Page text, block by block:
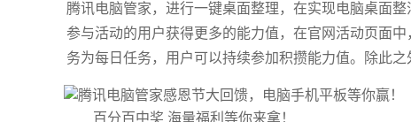
腾讯电脑管家，进行一键桌面整理，在实现电脑桌面
参与活动的用户获得更多的能力值，在官网活动页面
务为每日任务，用户可以持续参加积攒能力值。除此
百分百中奖 海量福利等你来拿！